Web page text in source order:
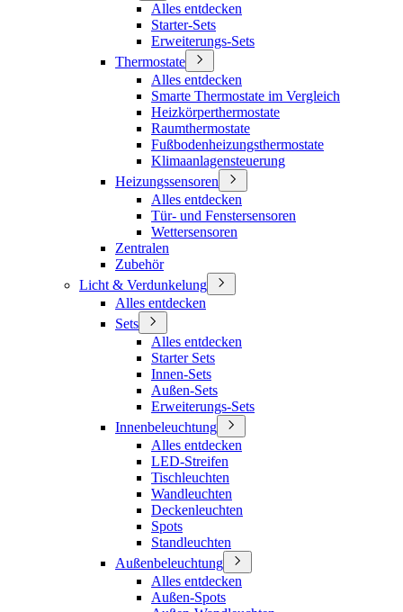
Alles entdecken
Starter-Sets
Erweiterungs-Sets
Thermostate
Alles entdecken
Smarte Thermostate im Vergleich
Heizkörperthermostate
Raumthermostate
Fußbodenheizungsthermostate
Klimaanlagensteuerung
Heizungssensoren
Alles entdecken
Tür- und Fenstersensoren
Wettersensoren
Zentralen
Zubehör
Licht & Verdunkelung
Alles entdecken
Sets
Alles entdecken
Starter Sets
Innen-Sets
Außen-Sets
Erweiterungs-Sets
Innenbeleuchtung
Alles entdecken
LED-Streifen
Tischleuchten
Wandleuchten
Deckenleuchten
Spots
Standleuchten
Außenbeleuchtung
Alles entdecken
Außen-Spots